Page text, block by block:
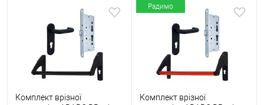
Комплект врізної
Радимо
Комплект врізної